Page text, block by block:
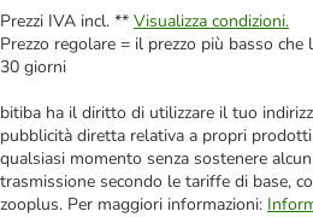
Prezzi IVA incl. ** Visualizza condizioni.
Prezzo regolare = il prezzo più basso
30 giorni
bitiba ha il diritto di utilizzare il tuo
pubblicità diretta relativa a propri
qualsiasi momento senza sostenere
trasmissione secondo le tariffe di base,
zooplus. Per maggiori informazioni: